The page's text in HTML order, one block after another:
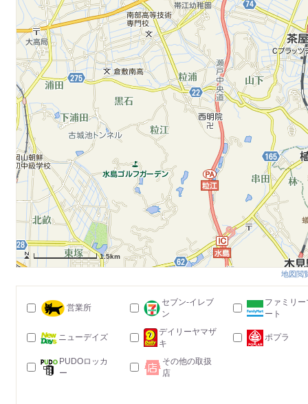
1.5km
地図閲
営業所
セブン-イレブ
ン
ファミリー
ート
ニューデイズ
デイリーヤマザ
キ
ポプラ
PUDOロッカ
ー
その他の取扱
店